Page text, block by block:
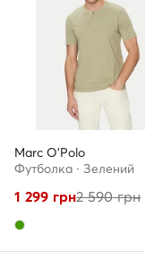
Marc O'Polo
Футболка · Зелений
1 299 грн2 590грн